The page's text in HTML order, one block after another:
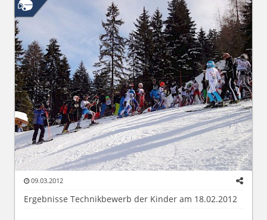
09.03.2012
Ergebnisse Technikbewerb der Kinder am 18.02.2012